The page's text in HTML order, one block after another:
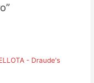
- Draude's